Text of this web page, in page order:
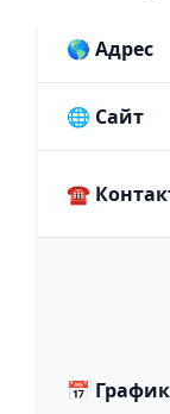
🌎 Адрес
🌐 Сайт
☎️
📅